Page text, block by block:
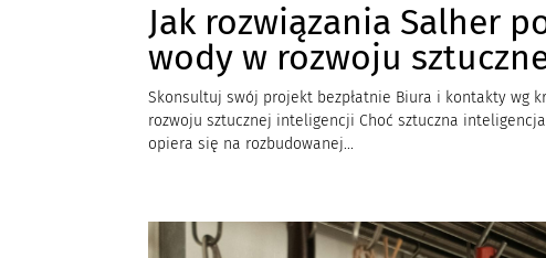
Jak rozwiązania Salher
wody w rozwoju
Skonsultuj swój projekt bezpłatnie Biura i kontakty wg
rozwoju sztucznej inteligencji Choć sztuczna
opiera się na rozbudowanej...